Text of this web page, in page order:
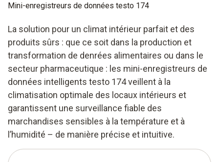
Mini-enregistreurs de données testo 174
La solution pour un climat intérieur parfait et des
produits sûrs : que ce soit dans la production et
transformation de denrées alimentaires ou dans le
secteur pharmaceutique : les mini-enregistreurs de
données intelligents testo 174 veillent à la
climatisation optimale des locaux intérieurs et
garantissent une surveillance fiable des
marchandises sensibles à la température et à
l’humidité – de manière précise et intuitive.